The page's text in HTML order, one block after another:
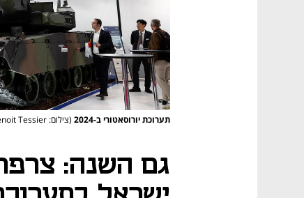
תערוכת יורוסאטורי ב-2024 (צילום: REUTERS/Benoit Tessier)
גם השנה: